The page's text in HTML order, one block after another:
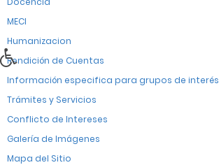
MECI
Humanizacion
Rendición de Cuentas
Información especifica para grupos de interés
Trámites y Servicios
Conflicto de Intereses
Galería de Imágenes
Mapa del Sitio